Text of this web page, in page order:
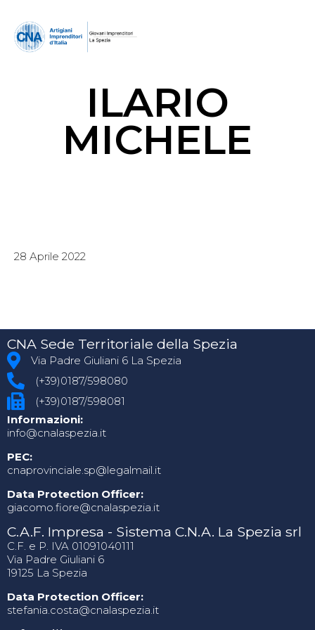
ILARIO
MICHELE
28 Aprile 2022
CNA Sede Territoriale della Spezia
Via Padre Giuliani 6 La Spezia
(+39)0187/598080
(+39)0187/598081
Informazioni:
info@cnalaspezia.it
PEC:
cnaprovinciale.sp@legalmail.it
Data Protection Officer:
giacomo.fiore@cnalaspezia.it
C.A.F. Impresa - Sistema C.N.A. La Spezia srl
C.F. e P. IVA 01091040111
Via Padre Giuliani 6
19125 La Spezia
Data Protection Officer:
stefania.costa@cnalaspezia.it